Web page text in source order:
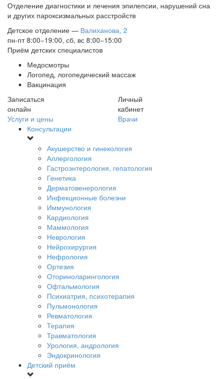
Отделение диагностики и лечения эпилепсии, нарушений сна
и других пароксизмальных расстройств
Детское отделение — Валиханова, 2
пн-пт 8:00−19:00, сб, вс 8:00−15:00
Приём детских специалистов
Медосмотры
Логопед, логопедический массаж
Вакцинация
Записаться
онлайн
Личный
кабинет
Услуги и цены
Врачи
Консультации
Акушерство и гинекология
Аллергология
Гастроэнтерология, гепатология
Генетика
Дерматовенерология
Инфекционные болезни
Иммунология
Кардиология
Маммология
Неврология
Нейрохирургия
Нефрология
Ортезия
Оториноларингология
Офтальмология
Психиатрия, психотерапия
Пульмонология
Ревматология
Терапия
Травматология
Урология, андрология
Эндокринология
Детский приём